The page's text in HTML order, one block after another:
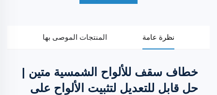
نظرة عامة المنتجات الموصى بها
خطاف سقف للألواح الشمسية متين |
حل قابل للتعديل لتثبيت الألواح على